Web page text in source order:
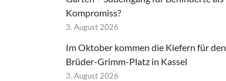
Kompromiss?
3. August 2026
Im Oktober kommen die Kiefern für den
Brüder-Grimm-Platz in Kassel
3. August 2026